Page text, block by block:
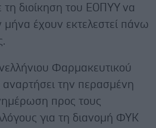
τη διοίκηση του ΕΟΠΥΥ να
έχουν εκτελεστεί πάνω
Φαρμακευτικού
την περασμένη
προς τους
για τη διανομή ΦΥΚ